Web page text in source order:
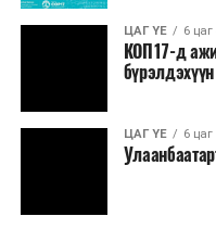
ЦАГ ҮЕ 6
КОП17-д
ЦАГ ҮЕ 6